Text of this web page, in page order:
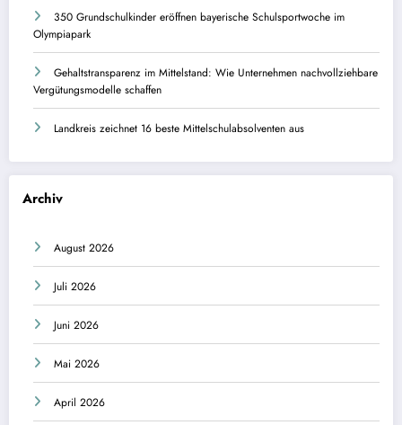
350 Grundschulkinder eröffnen bayerische Schulsportwoche im
Olympiapark
Gehaltstransparenz im Mittelstand: Wie Unternehmen nachvollziehbare
Vergütungsmodelle schaffen
Landkreis zeichnet 16 beste Mittelschulabsolventen aus
Archiv
August 2026
Juli 2026
Juni 2026
Mai 2026
April 2026